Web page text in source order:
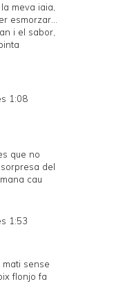
meva iaia,
esmorzar...
i el sabor,
1:08
que no
del
cau
1:53
sense
flonjo fa